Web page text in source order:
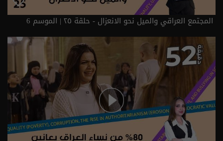
المجتمع العراقي والميل نحو الانعزال - حلقة ٢٥ | الموسم 6